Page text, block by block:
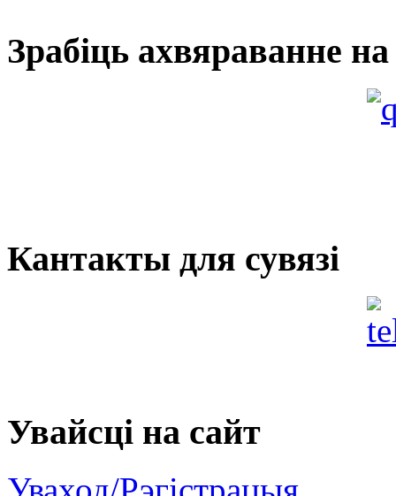
Зрабіць ахвяраванне
Кантакты для сувязі
Увайсцi на сайт